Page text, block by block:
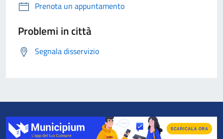
Prenota un appuntamento
Problemi in città
Segnala disservizio